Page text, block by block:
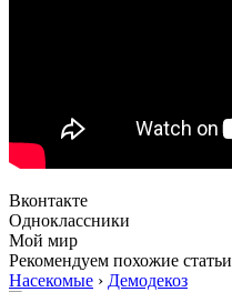
Вконтакте
Одноклассники
Мой мир
Рекомендуем похожие статьи
Насекомые › Демодекоз